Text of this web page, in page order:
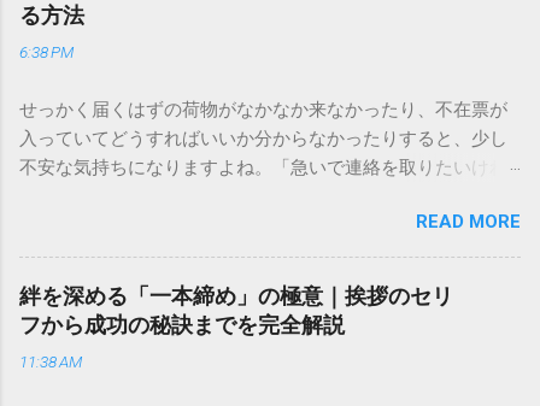
る方法
6:38 PM
せっかく届くはずの荷物がなかなか来なかったり、不在票が
入っていてどうすればいいか分からなかったりすると、少し
不安な気持ちになりますよね。「急いで連絡を取りたいけれ
きできる？」といった疑問を抱える方も多いはずです。 福山
通運は企業間物流のイメージが強いかもしれませんが、個人
向けの宅配サービスも非常に充実しています。大切なのは、
目的に合わせた適切な連絡先を選ぶことです。この記事で
は、荷物の追跡確認から営業所への電話連絡、再配達の依頼
手順まで、初めての方でも迷わずに解決できる方法を詳しく
READ MORE
絆を深める「一本締め」の極意｜挨拶のセリ
フから成功の秘訣までを完全解説
11:38 AM